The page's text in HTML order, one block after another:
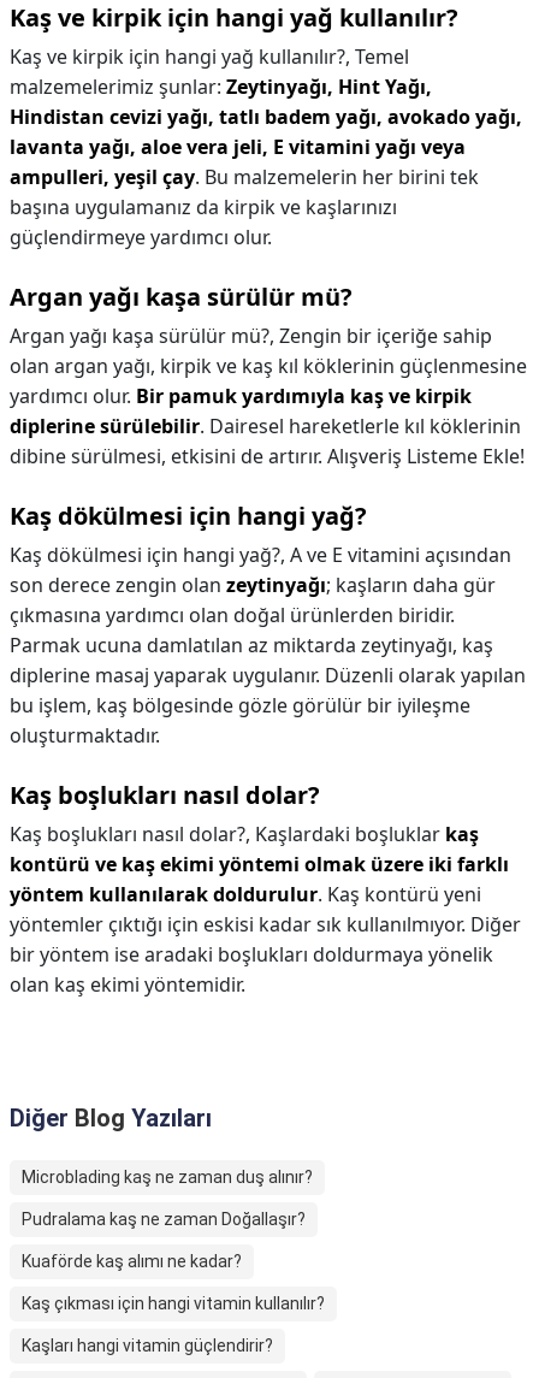
Kaş ve kirpik için hangi yağ kullanılır?
Kaş ve kirpik için hangi yağ kullanılır?, Temel
malzemelerimiz şunlar: Zeytinyağı, Hint Yağı,
Hindistan cevizi yağı, tatlı badem yağı, avokado yağı,
lavanta yağı, aloe vera jeli, E vitamini yağı veya
ampulleri, yeşil çay. Bu malzemelerin her birini tek
başına uygulamanız da kirpik ve kaşlarınızı
güçlendirmeye yardımcı olur.
Argan yağı kaşa sürülür mü?
Argan yağı kaşa sürülür mü?, Zengin bir içeriğe sahip
olan argan yağı, kirpik ve kaş kıl köklerinin güçlenmesine
yardımcı olur. Bir pamuk yardımıyla kaş ve kirpik
diplerine sürülebilir. Dairesel hareketlerle kıl köklerinin
dibine sürülmesi, etkisini de artırır. Alışveriş Listeme Ekle!
Kaş dökülmesi için hangi yağ?
Kaş dökülmesi için hangi yağ?, A ve E vitamini açısından
son derece zengin olan zeytinyağı; kaşların daha gür
çıkmasına yardımcı olan doğal ürünlerden biridir.
Parmak ucuna damlatılan az miktarda zeytinyağı, kaş
diplerine masaj yaparak uygulanır. Düzenli olarak yapılan
bu işlem, kaş bölgesinde gözle görülür bir iyileşme
oluşturmaktadır.
Kaş boşlukları nasıl dolar?
Kaş boşlukları nasıl dolar?, Kaşlardaki boşluklar kaş
kontürü ve kaş ekimi yöntemi olmak üzere iki farklı
yöntem kullanılarak doldurulur. Kaş kontürü yeni
yöntemler çıktığı için eskisi kadar sık kullanılmıyor. Diğer
bir yöntem ise aradaki boşlukları doldurmaya yönelik
olan kaş ekimi yöntemidir.
Diğer Blog Yazıları
Microblading kaş ne zaman duş alınır?
Pudralama kaş ne zaman Doğallaşır?
Kuaförde kaş alımı ne kadar?
Kaş çıkması için hangi vitamin kullanılır?
Kaşları hangi vitamin güçlendirir?